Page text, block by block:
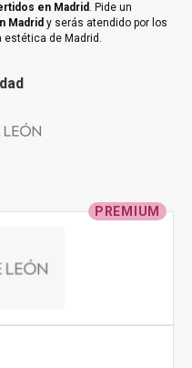
en Madrid . Pide un
Madrid y serás atendido por los
estética de Madrid.
PREMIUM